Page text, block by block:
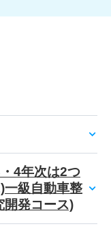
4年次は2つ
一級自動車整
発コース)